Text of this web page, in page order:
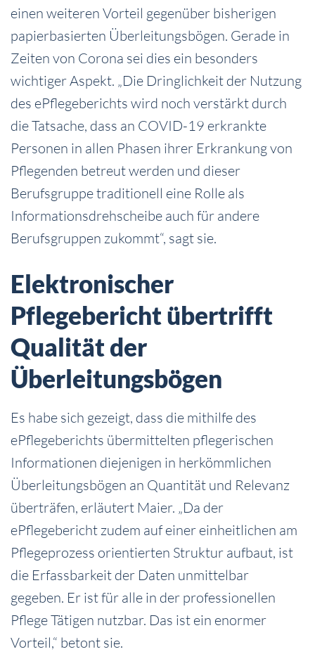
einen weiteren Vorteil gegenüber bisherigen
papierbasierten Überleitungsbögen. Gerade in
Zeiten von Corona sei dies ein besonders
wichtiger Aspekt. „Die Dringlichkeit der Nutzung
des ePflegeberichts wird noch verstärkt durch
die Tatsache, dass an COVID-19 erkrankte
Personen in allen Phasen ihrer Erkrankung von
Pflegenden betreut werden und dieser
Berufsgruppe traditionell eine Rolle als
Informationsdrehscheibe auch für andere
Berufsgruppen zukommt“, sagt sie.
Elektronischer
Pflegebericht übertrifft
Qualität der
Überleitungsbögen
Es habe sich gezeigt, dass die mithilfe des
ePflegeberichts übermittelten pflegerischen
Informationen diejenigen in herkömmlichen
Überleitungsbögen an Quantität und Relevanz
überträfen, erläutert Maier. „Da der
ePflegebericht zudem auf einer einheitlichen am
Pflegeprozess orientierten Struktur aufbaut, ist
die Erfassbarkeit der Daten unmittelbar
gegeben. Er ist für alle in der professionellen
Pflege Tätigen nutzbar. Das ist ein enormer
Vorteil,“ betont sie.